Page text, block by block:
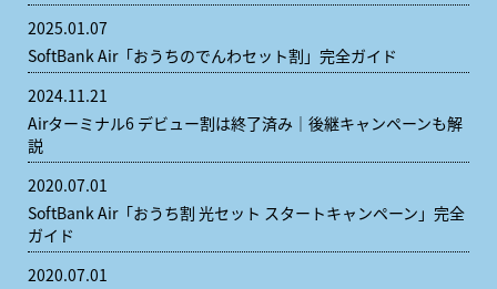
2025.01.07
SoftBank Air「おうちのでんわセット割」完全ガイド
2024.11.21
Airターミナル6 デビュー割は終了済み｜後継キャンペーンも解
説
2020.07.01
SoftBank Air「おうち割 光セット スタートキャンペーン」完全
ガイド
2020.07.01